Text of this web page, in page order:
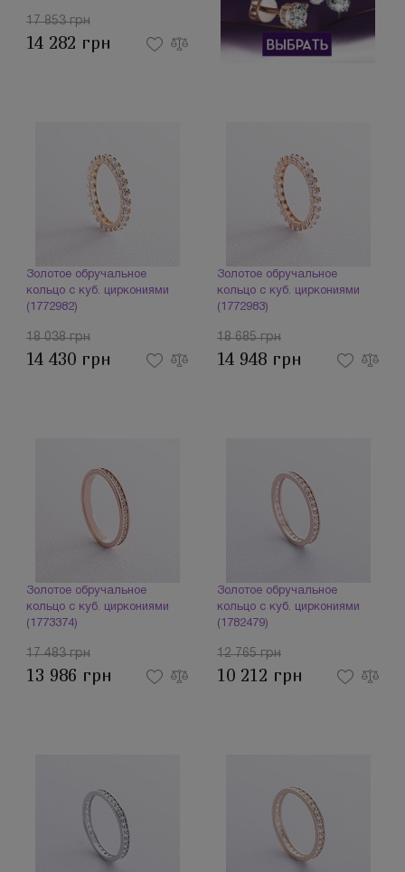
17 853 грн
14 282 грн
Золотое обручальное
кольцо с куб. циркониями
(1772982)
18 038 грн
14 430 грн
Золотое обручальное
кольцо с куб. циркониями
(1772983)
18 685 грн
14 948 грн
Золотое обручальное
кольцо с куб. циркониями
(1773374)
17 483 грн
13 986 грн
Золотое обручальное
кольцо с куб. циркониями
(1782479)
12 765 грн
10 212 грн